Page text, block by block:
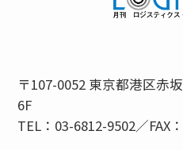
〒107-0052 東京都港区赤
6F
TEL：03-6812-9502／FAX